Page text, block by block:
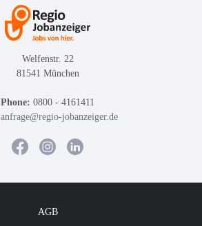
Welfenstr. 22
81541 München
Phone: 0800 - 4161411
anfrage@regio-jobanzeiger.de
AGB